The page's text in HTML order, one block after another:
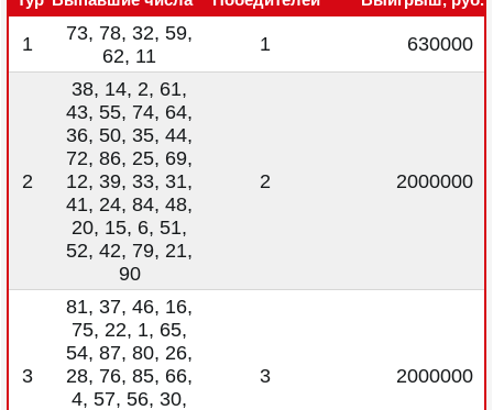
1
73, 78, 32, 59,
62, 11
1 630000
2
38, 14, 2, 61,
43, 55, 74, 64,
36, 50, 35, 44,
72, 86, 25, 69,
12, 39, 33, 31,
41, 24, 84, 48,
20, 15, 6, 51,
52, 42, 79, 21,
90
2 2000000
3
81, 37, 46, 16,
75, 22, 1, 65,
54, 87, 80, 26,
28, 76, 85, 66,
4, 57, 56, 30,
3 2000000